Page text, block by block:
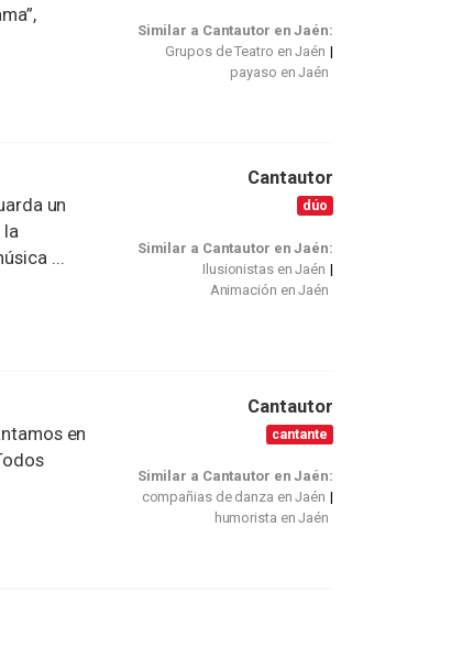
Similar a Cantautor en Jaén:
Grupos de Teatro en Jaén
payaso en Jaén
un
la
...
Cantautor
dúo
Similar a Cantautor en Jaén:
Ilusionistas en Jaén
Animación en Jaén
en
Cantautor
cantante
Similar a Cantautor en Jaén:
compañias de danza en Jaén
humorista en Jaén